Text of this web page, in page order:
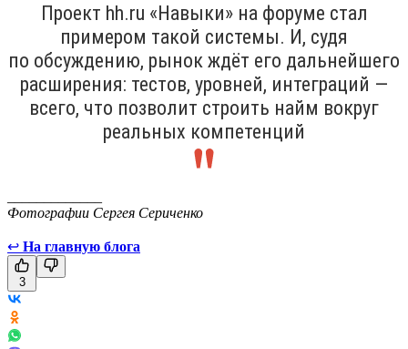
Проект hh.ru «Навыки» на форуме стал
примером такой системы. И, судя
по обсуждению, рынок ждёт его дальнейшего
расширения: тестов, уровней, интеграций —
всего, что позволит строить найм вокруг
реальных компетенций
Фотографии Сергея Сериченко
↩ На главную блога
3